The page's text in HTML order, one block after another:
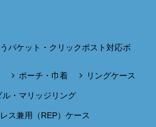
パケット・クリックポスト対応ボ
ポーチ・巾着 リングケース
ル・マリッジリング
ス兼用（REP）ケース